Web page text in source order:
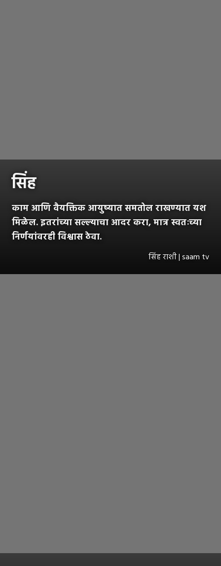
सिंह
काम आणि वैयक्तिक आयुष्यात समतोल राखण्यात यश
मिळेल. इतरांच्या सल्ल्याचा आदर करा, मात्र स्वतःच्या
निर्णयांवरही विश्वास ठेवा.
सिंह राशी | saam tv